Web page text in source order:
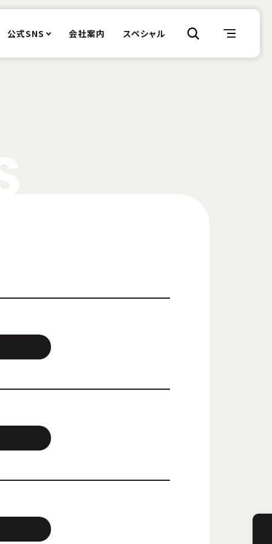
公式SNS 会社案内 スペシャル